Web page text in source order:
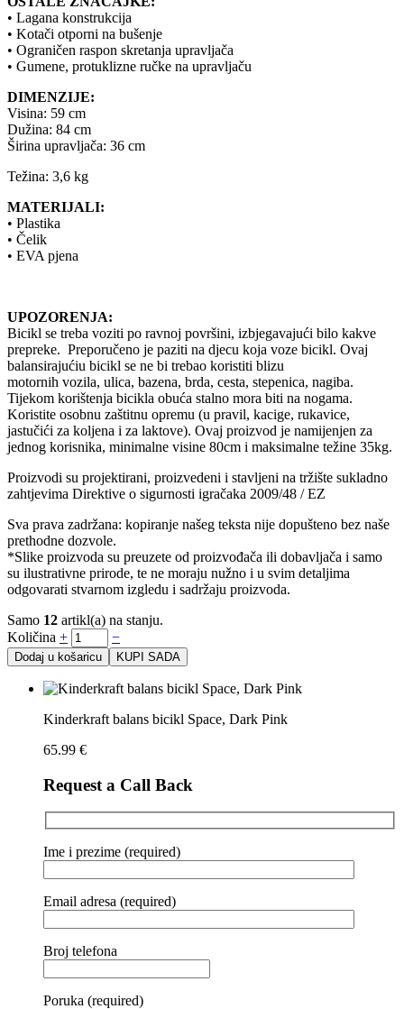
• Lagana konstrukcija
• Kotači otporni na bušenje
• Ograničen raspon skretanja upravljača
• Gumene, protuklizne ručke na upravljaču
DIMENZIJE:
Visina: 59 cm
Dužina: 84 cm
Širina upravljača: 36 cm
Težina: 3,6 kg
MATERIJALI:
• Plastika
• Čelik
• EVA pjena
UPOZORENJA:
Bicikl se treba voziti po ravnoj površini, izbjegavajući bilo kakve
prepreke. Preporučeno je paziti na djecu koja voze bicikl. Ovaj
balansirajućiu bicikl se ne bi trebao koristiti blizu
motornih vozila, ulica, bazena, brda, cesta, stepenica, nagiba.
Tijekom korištenja bicikla obuća stalno mora biti na nogama.
Koristite osobnu zaštitnu opremu (u pravil, kacige, rukavice,
jastučići za koljena i za laktove). Ovaj proizvod je namijenjen za
jednog korisnika, minimalne visine 80cm i maksimalne težine 35kg.
Proizvodi su projektirani, proizvedeni i stavljeni na tržište sukladno
zahtjevima Direktive o sigurnosti igračaka 2009/48 / EZ
Sva prava zadržana: kopiranje našeg teksta nije dopušteno bez naše
prethodne dozvole.
*Slike proizvoda su preuzete od proizvođača ili dobavljača i samo
su ilustrativne prirode, te ne moraju nužno i u svim detaljima
odgovarati stvarnom izgledu i sadržaju proizvoda.
Samo 12 artikl(a) na stanju.
Količina + −
Dodaj u košaricu KUPI SADA
Kinderkraft balans bicikl Space, Dark Pink
65.99 €
Request a Call Back
Ime i prezime (required)
Email adresa (required)
Broj telefona
Poruka (required)